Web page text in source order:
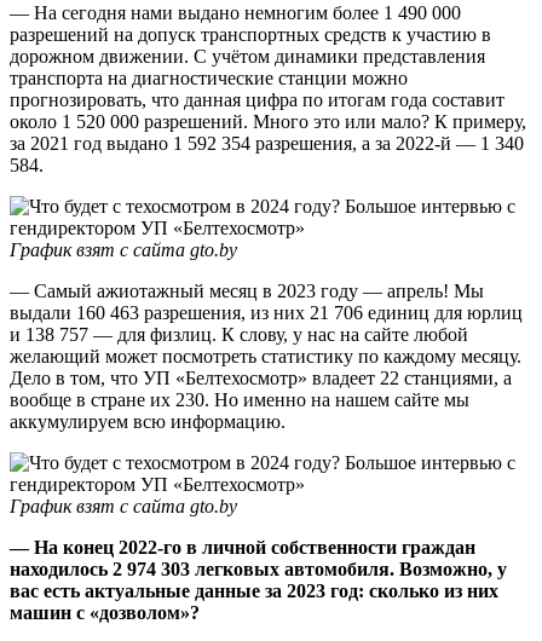
— На сегодня нами выдано немногим более 1 490 000
разрешений на допуск транспортных средств к участию в
дорожном движении. С учётом динамики представления
транспорта на диагностические станции можно
прогнозировать, что данная цифра по итогам года составит
около 1 520 000 разрешений. Много это или мало? К примеру,
за 2021 год выдано 1 592 354 разрешения, а за 2022-й — 1 340
584.
График взят с сайта gto.by
— Самый ажиотажный месяц в 2023 году — апрель! Мы
выдали 160 463 разрешения, из них 21 706 единиц для юрлиц
и 138 757 — для физлиц. К слову, у нас на сайте любой
желающий может посмотреть статистику по каждому месяцу.
Дело в том, что УП «Белтехосмотр» владеет 22 станциями, а
вообще в стране их 230. Но именно на нашем сайте мы
аккумулируем всю информацию.
График взят с сайта gto.by
— На конец 2022-го в личной собственности граждан
находилось 2 974 303 легковых автомобиля. Возможно, у
вас есть актуальные данные за 2023 год: сколько из них
машин с «дозволом»?